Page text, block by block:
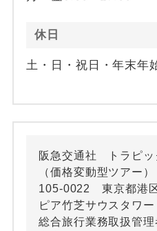
休日
土・日・祝日・年末年
阪急交通社 トラピ
（価格変動型ツアー）
105-0022 東京都港
ピア竹芝サウスタワー
総合旅行業務取扱管